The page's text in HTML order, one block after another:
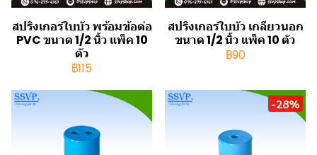
สปริงเกอร์ใบบัว พร้อมข้อต่อ
PVC ขนาด 1/2 นิ้ว แพ็ค 10
ตัว
฿115
สปริงเกอร์ใบบัว เกลียวนอก
ขนาด 1/2 นิ้ว แพ็ค 10 ตัว
฿90
-28%